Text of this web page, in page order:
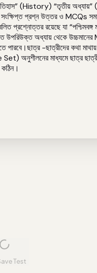
(History) “তৃতীয় অধ্যায়”
প্রশ্ন উত্তর ও MCQs
সংবলিত প্রশ্নোত্তর রয়েছে যা
অধ্যায় থেকে উচ্চমানের
পারবে।ছাত্র -ছাত্রীদের কথা
মাধ্যমে ছাত্র ছাত্রীরা
Test